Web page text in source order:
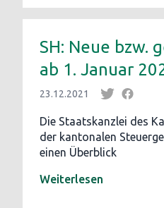
SH: Neue bzw.
ab 1. Januar
23.12.2021
Die Staatskanzlei des
der kantonalen
einen Überblick
Weiterlesen